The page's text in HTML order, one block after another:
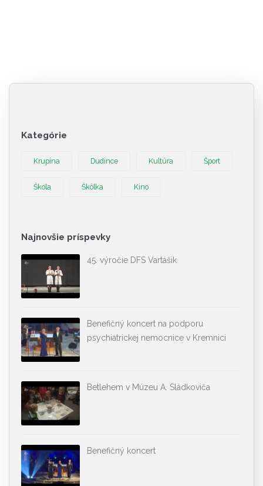
Kategórie
Krupina Dudince Kultúra Šport
Škola Škôlka Kino
Najnovšie príspevky
45. výročie DFS Vartášik
Benefičný koncert na podporu
psychiatrickej nemocnice v Kremnici
Betlehem v Múzeu A. Sládkoviča
Benefičný koncert